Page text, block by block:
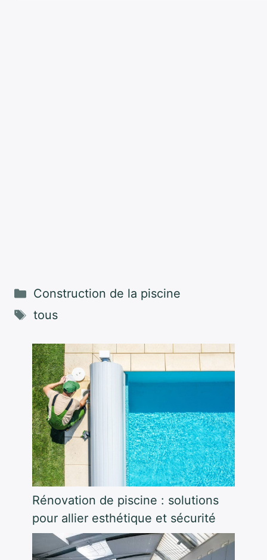
Catégories
Construction de la piscine
Étiquettes
tous
Rénovation de piscine : solutions
pour allier esthétique et sécurité